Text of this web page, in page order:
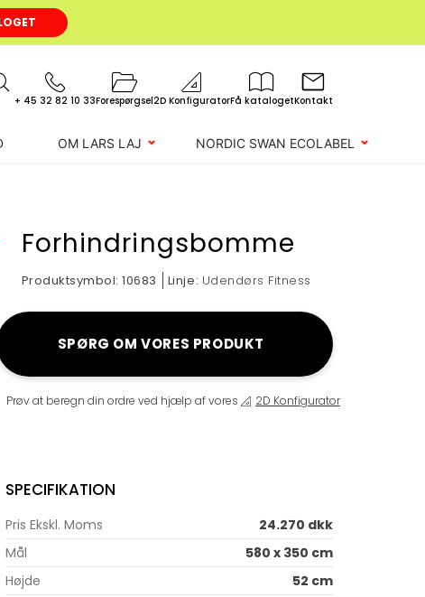
+ 45 32 82 10 33Forespørgsel2D KonfiguratorFå katalogetKontakt
OM LARS LAJ NORDIC SWAN ECOLABEL
Forhindringsbomme
Produktsymbol:10683 Linje: Udendørs Fitness
SPØRG OM VORES PRODUKT
Prøv at beregn din ordre ved hjælp af vores 2D Konfigurator
SPECIFIKATION
Pris Ekskl. Moms
24.270 dkk
Mål
580 x 350 cm
Højde
52 cm